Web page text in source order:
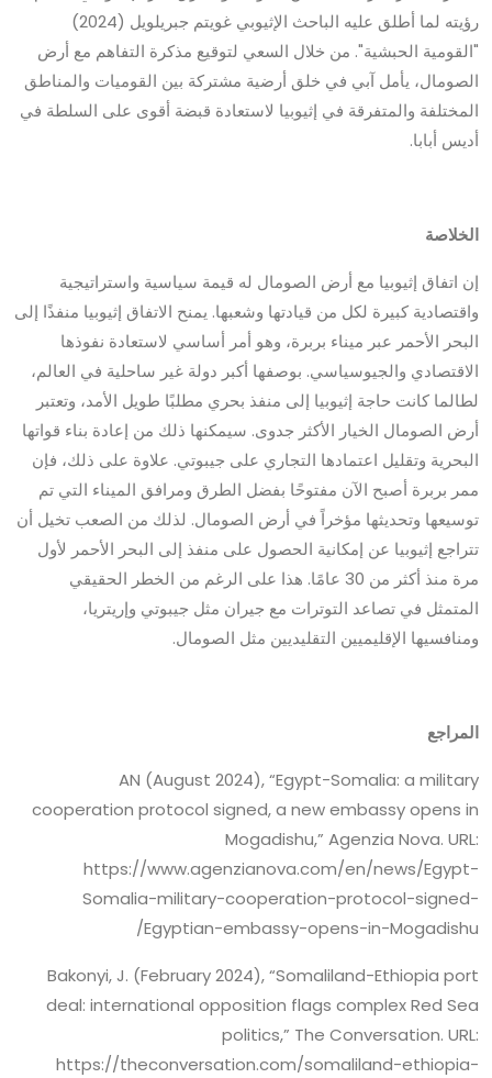
رؤيته لما أطلق عليه الباحث الإثيوبي غويتم جبريلويل (2024)
"القومية الحبشية". من خلال السعي لتوقيع مذكرة التفاهم مع أرض
الصومال، يأمل آبي في خلق أرضية مشتركة بين القوميات والمناطق
المختلفة والمتفرقة في إثيوبيا لاستعادة قبضة أقوى على السلطة في
أديس أبابا.
الخلاصة
إن اتفاق إثيوبيا مع أرض الصومال له قيمة سياسية واستراتيجية
واقتصادية كبيرة لكل من قيادتها وشعبها. يمنح الاتفاق إثيوبيا منفذًا إلى
البحر الأحمر عبر ميناء بربرة، وهو أمر أساسي لاستعادة نفوذها
الاقتصادي والجيوسياسي. بوصفها أكبر دولة غير ساحلية في العالم،
لطالما كانت حاجة إثيوبيا إلى منفذ بحري مطلبًا طويل الأمد، وتعتبر
أرض الصومال الخيار الأكثر جدوى. سيمكنها ذلك من إعادة بناء قواتها
البحرية وتقليل اعتمادها التجاري على جيبوتي. علاوة على ذلك، فإن
ممر بربرة أصبح الآن مفتوحًا بفضل الطرق ومرافق الميناء التي تم
توسيعها وتحديثها مؤخراً في أرض الصومال. لذلك من الصعب تخيل أن
تتراجع إثيوبيا عن إمكانية الحصول على منفذ إلى البحر الأحمر لأول
مرة منذ أكثر من 30 عامًا. هذا على الرغم من الخطر الحقيقي
المتمثل في تصاعد التوترات مع جيران مثل جيبوتي وإريتريا،
ومنافسيها الإقليميين التقليديين مثل الصومال.
المراجع
AN (August 2024), “Egypt-Somalia: a military
cooperation protocol signed, a new embassy opens in
Mogadishu,” Agenzia Nova. URL:
https://www.agenzianova.com/en/news/Egypt-
Somalia-military-cooperation-protocol-signed-
Egyptian-embassy-opens-in-Mogadishu/
Bakonyi, J. (February 2024), “Somaliland-Ethiopia port
deal: international opposition flags complex Red Sea
politics,” The Conversation. URL:
https://theconversation.com/somaliland-ethiopia-